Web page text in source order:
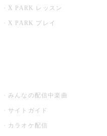
X PARK レッスン
X PARK プレイ
みんなの配信中楽曲
サイトガイド
カラオケ配信